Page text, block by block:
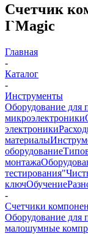
Счетчик
I`Magic
Главная
-
Каталог
-
Инструменты
Оборудование для
микроэлектроники
электроники
материалы
оборудование
монтажа
тестирования
ключОбучение
-
Счетчики
Оборудование для
малошумные